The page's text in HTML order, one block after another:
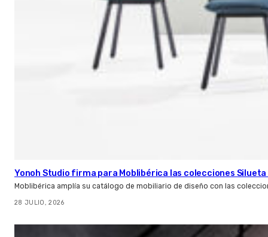
Yonoh Studio firma para Moblibérica las colecciones Silueta
Moblibérica amplía su catálogo de mobiliario de diseño con las
28 JULIO, 2026